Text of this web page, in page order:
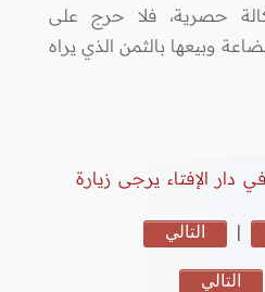
حصرية، فلا حرج على
وبيعها بالثمن الذي يراه
دار الإفتاء يرجى زيارة
| التالي
التالي